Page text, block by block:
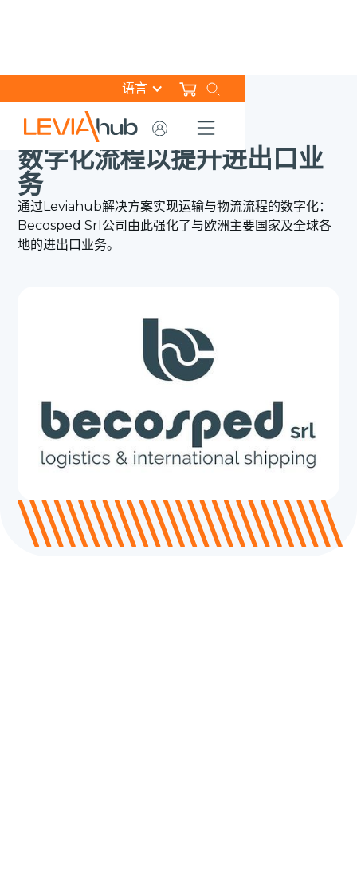
语言
HOME成功案例 BECOSPED SRL
数字化流程以提升进出口业
务
通过Leviahub解决方案实现运输与物流流程的数字化：
Becosped Srl公司由此强化了与欧洲主要国家及全球各
地的进出口业务。